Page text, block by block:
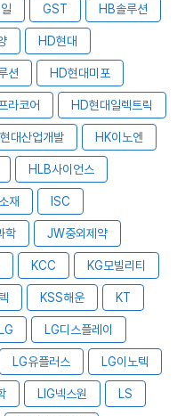
GST HB솔루션
HD현대
션 HD현대미포
라코어 HD현대일렉트릭
대산업개발 HK이노엔
HLB사이언스
재 ISC
학 JW중외제약
KCC KG모빌리티
KSS해운 KT
LG디스플레이
LG유플러스 LG이노텍
LIG넥스원 LS